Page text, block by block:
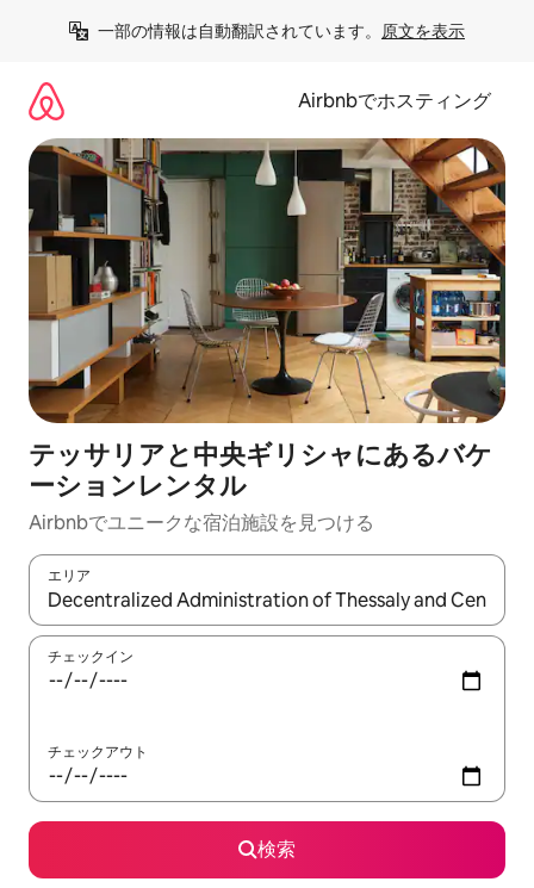
一部の情報は自動翻訳されています。 原文を表示
Airbnbでホスティング
テッサリアと中央ギリシャにあるバケ
ーションレンタル
Airbnbでユニークな宿泊施設を見つける
エリア
検索結果が表示されたら、上下の矢印キーを使って移動するか
チェックイン
チェックアウト
検索